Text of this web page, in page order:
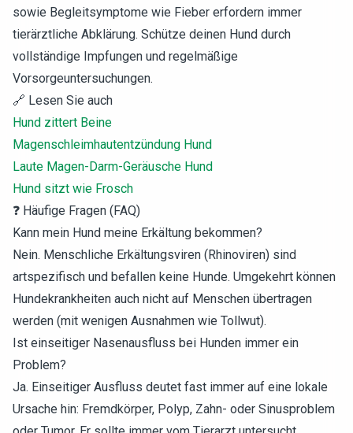
sowie Begleitsymptome wie Fieber erfordern immer
tierärztliche Abklärung. Schütze deinen Hund durch
vollständige Impfungen und regelmäßige
Vorsorgeuntersuchungen.
🔗 Lesen Sie auch
Hund zittert Beine
Magenschleimhautentzündung Hund
Laute Magen-Darm-Geräusche Hund
Hund sitzt wie Frosch
❓ Häufige Fragen (FAQ)
Kann mein Hund meine Erkältung bekommen?
Nein. Menschliche Erkältungsviren (Rhinoviren) sind
artspezifisch und befallen keine Hunde. Umgekehrt können
Hundekrankheiten auch nicht auf Menschen übertragen
werden (mit wenigen Ausnahmen wie Tollwut).
Ist einseitiger Nasenausfluss bei Hunden immer ein
Problem?
Ja. Einseitiger Ausfluss deutet fast immer auf eine lokale
Ursache hin: Fremdkörper, Polyp, Zahn- oder Sinusproblem